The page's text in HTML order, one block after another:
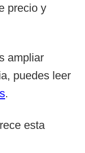
precio y
ampliar
puedes leer
.
esta